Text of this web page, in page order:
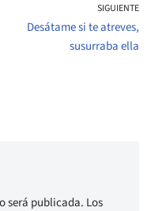
SIGUIENTE
Desátame si te atreves,
susurraba ella
será publicada. Los